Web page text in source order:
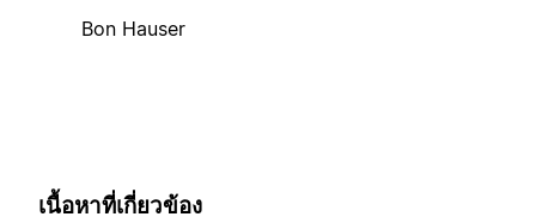
Bon Hauser
เนื้อหาที่เกี่ยวข้อง